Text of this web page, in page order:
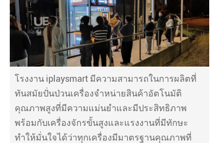
โรงงาน iplaysmart มีความสามารถในการผลิตที่
ทันสมัยปั่นป่วนเครื่องจำหน่ายสินค้าอัตโนมัติ
คุณภาพสูงที่มีความแม่นยำและมีประสิทธิภาพ
พร้อมกับเครื่องจักรขั้นสูงและแรงงานที่มีทักษะ
ทำให้มั่นใจได้ว่าทุกเครื่องมีมาตรฐานคุณภาพที่